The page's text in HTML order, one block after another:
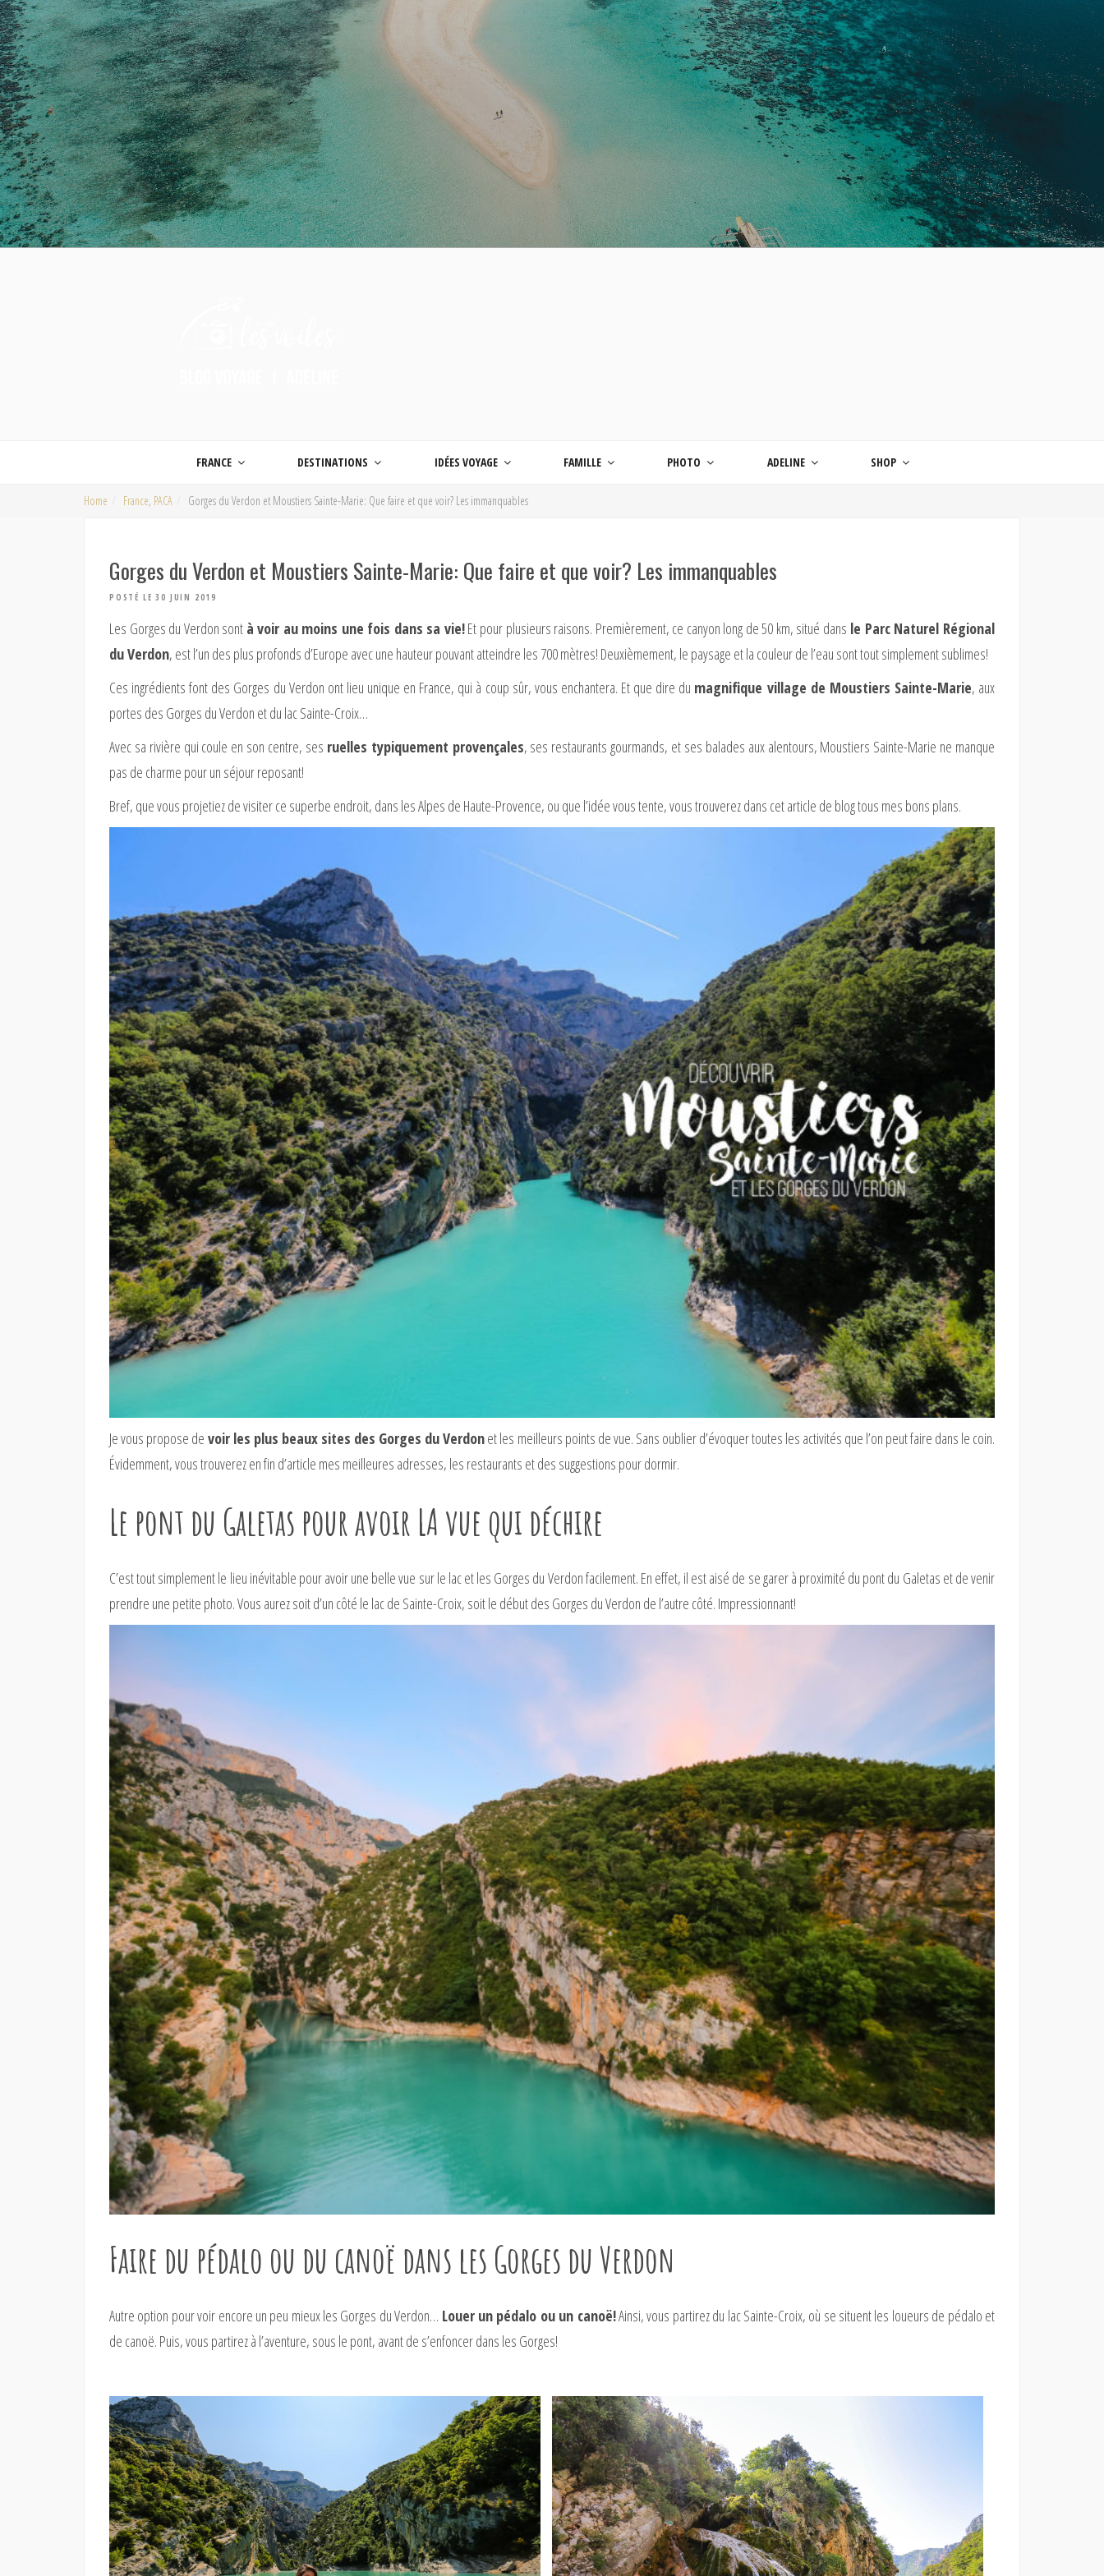
FRANCE DESTINATIONS IDÉES VOYAGE FAMILLE PHOTO ADELINE SHOP
Home France, PACA Gorges du Verdon et Moustiers Sainte-Marie: Que faire et que voir? Les immanquables
Gorges du Verdon et Moustiers Sainte-Marie: Que faire et que voir? Les immanquables
POSTÉ LE 30 JUIN 2019
Les Gorges du Verdon sont à voir au moins une fois dans sa vie!Et pour plusieurs raisons. Premièrement, ce canyon long de 50 km, situé dans le Parc Naturel Régional
du Verdon, est l’un des plus profonds d’Europe avec une hauteur pouvant atteindre les 700 mètres! Deuxièmement, le paysage et la couleur de l’eau sont tout simplement sublimes!
Ces ingrédients font des Gorges du Verdon ont lieu unique en France, qui à coup sûr, vous enchantera. Et que dire du magnifique village de Moustiers Sainte-Marie, aux
portes des Gorges du Verdon et du lac Sainte-Croix…
Avec sa rivière qui coule en son centre, ses ruelles typiquement provençales, ses restaurants gourmands, et ses balades aux alentours, Moustiers Sainte-Marie ne manque
pas de charme pour un séjour reposant!
Bref, que vous projetiez de visiter ce superbe endroit, dans les Alpes de Haute-Provence, ou que l’idée vous tente, vous trouverez dans cet article de blog tous mes bons plans.
Je vous propose de voir les plus beaux sites des Gorges du Verdonet les meilleurs points de vue. Sans oublier d’évoquer toutes les activités que l’on peut faire dans le coin.
Évidemment, vous trouverez en fin d’article mes meilleures adresses, les restaurants et des suggestions pour dormir.
Le pont du Galetas pour avoir LA vue qui déchire
C’est tout simplement le lieu inévitable pour avoir une belle vue sur le lac et les Gorges du Verdon facilement. En effet, il est aisé de se garer à proximité du pont du Galetas et de venir
prendre une petite photo. Vous aurez soit d’un côté le lac de Sainte-Croix, soit le début des Gorges du Verdon de l’autre côté. Impressionnant!
Faire du pédalo ou du canoë dans les Gorges du Verdon
Autre option pour voir encore un peu mieux les Gorges du Verdon… Louer un pédalo ou un canoë!Ainsi, vous partirez du lac Sainte-Croix, où se situent les loueurs de pédalo et
de canoë. Puis, vous partirez à l’aventure, sous le pont, avant de s’enfoncer dans les Gorges!